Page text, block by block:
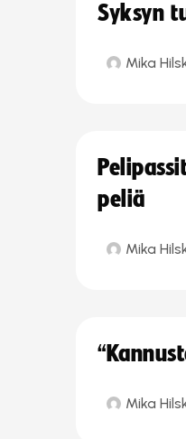
Syksyn
Mika
peliä
Mika
Mika